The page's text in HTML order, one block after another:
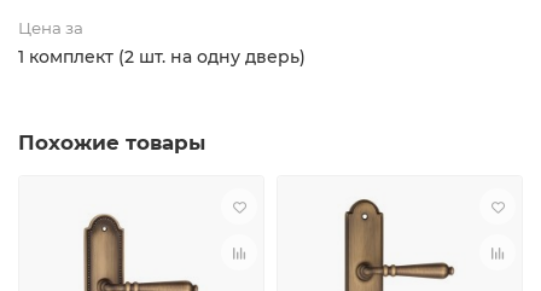
Цена за
1 комплект (2 шт. на одну дверь)
Похожие товары